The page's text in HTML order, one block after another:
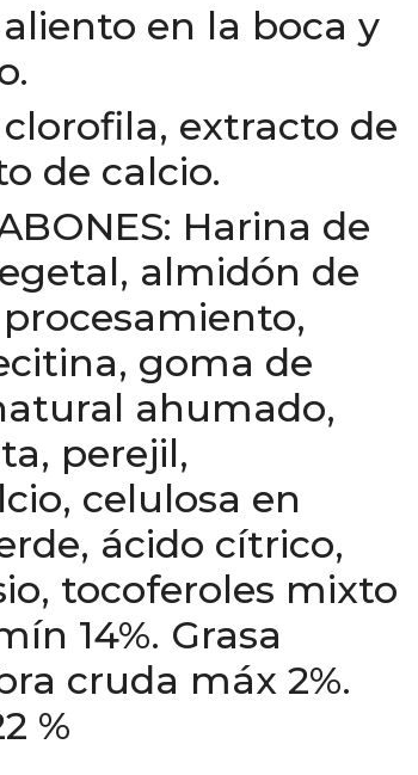
en la boca y
extracto de
de calcio.
Harina de
almidón de
goma de
ahumado,
perejil,
celulosa en
ácido cítrico,
tocoferoles mixto
14%. Grasa
cruda máx 2%.
%